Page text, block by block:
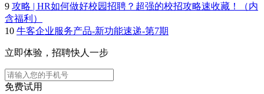
9 攻略 | HR如何做好校园招聘？超强的校招攻略速收藏！（内
含福利）
10 牛客企业服务产品-新功能速递-第7期
立即体验，招聘快人一步
免费试用